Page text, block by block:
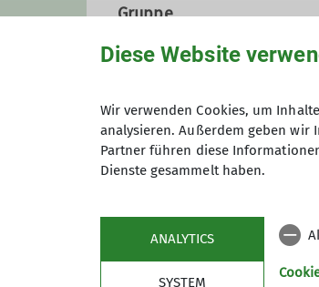
Gruppe
Diese Website
Wir verwenden Cookies, um
analysieren. Außerdem geben wir
Partner führen diese
Dienste gesammelt haben.
ANALYTICS
SYSTEM